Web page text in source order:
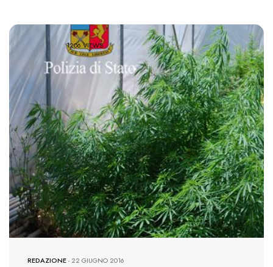
1206 VIEWS
REDAZIONE-22 GIUGNO 2016